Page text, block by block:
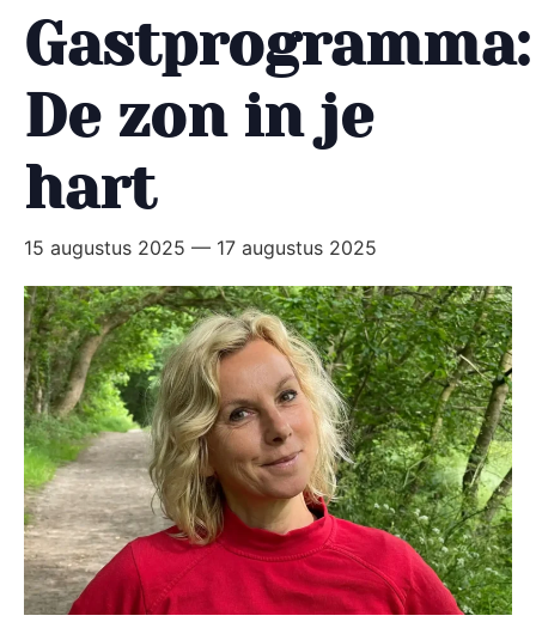
Gastprogramma:
De zon in je
hart
15 augustus 2025 — 17 augustus 2025